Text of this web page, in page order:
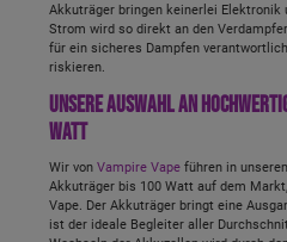
Akkuträger bringen keinerlei Elektronik
Strom wird so direkt an den
für ein sicheres Dampfen
riskieren.
Unsere Auswahl an
Watt
Wir von Vampire Vape führen in
Akkuträger bis 100 Watt auf dem
Vape. Der Akkuträger bringt eine
ist der ideale Begleiter aller